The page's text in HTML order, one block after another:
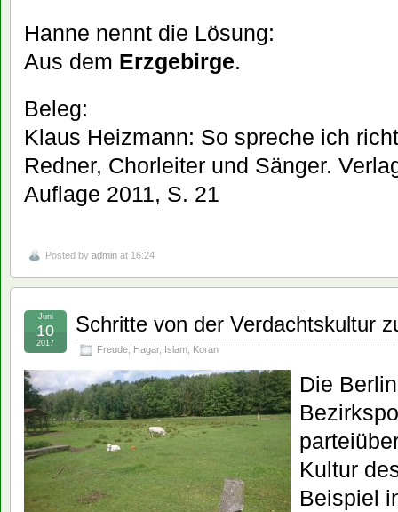
Hanne nennt die Lösung:
Aus dem Erzgebirge.
Beleg:
Klaus Heizmann: So spreche ich
Redner, Chorleiter und Sänger.
Auflage 2011, S. 21
Posted by admin at 16:24
Schritte von der Verdachtskultur
Freude Hagar, Islam Koran
Juni
10
2017
Die
Kultur
Beispiel